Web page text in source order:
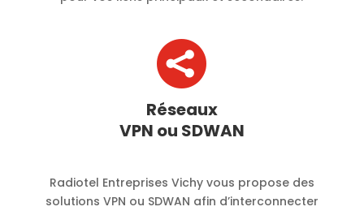

Réseaux
VPN ou SDWAN
Radiotel Entreprises Vichy vous propose des
solutions VPN ou SDWAN afin d’interconnecter